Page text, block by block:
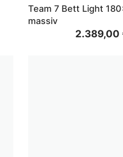
Team 7 Bett Light
massiv
2.389,00